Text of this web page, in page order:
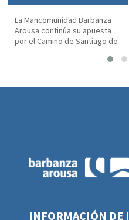
La Mancomunidad Barbanza
Arousa continúa su apuesta
por el Camino de Santiago do
herramientas tecnológicas
INFORMACIÓN DE